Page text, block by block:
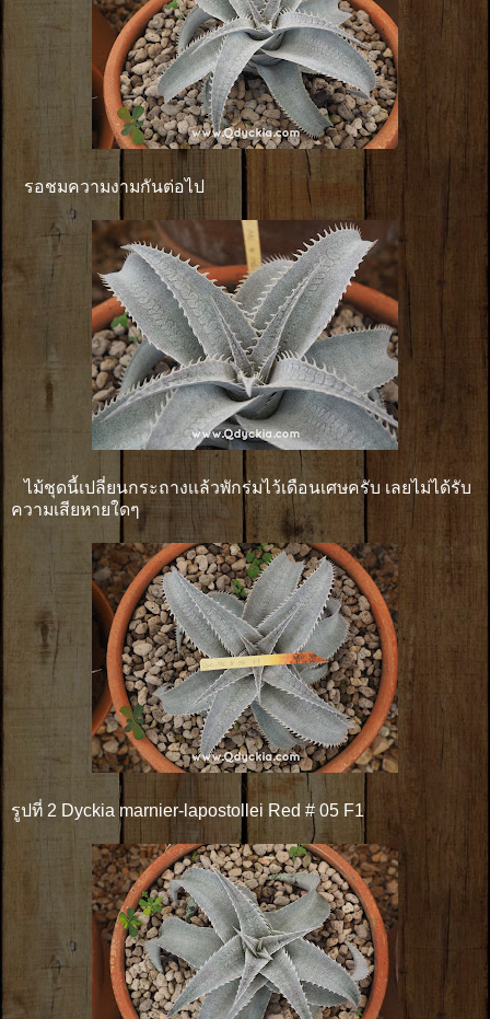
รอชมความงามกันต่อไป
ไม้ชุดนี้เปลี่ยนกระถางเเล้วพักร่มไว้เดือนเศษครับ เลยไม่ได้รับ
ความเสียหายใดๆ
รูปที่ 2 Dyckia marnier-lapostollei Red # 05 F1